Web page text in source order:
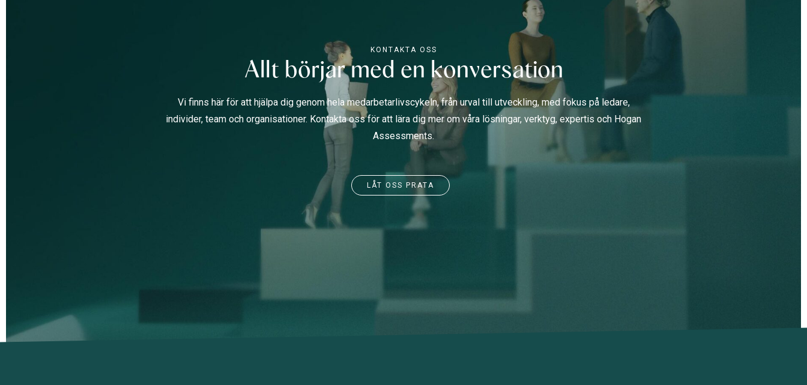
KONTAKTA OSS
Allt börjar med en konversation
Vi finns här för att hjälpa dig genom hela medarbetarlivscykeln, från urval till utveckling, med fokus på ledare,
individer, team och organisationer. Kontakta oss för att lära dig mer om våra lösningar, verktyg, expertis och Hogan
Assessments.
LÅT OSS PRATA